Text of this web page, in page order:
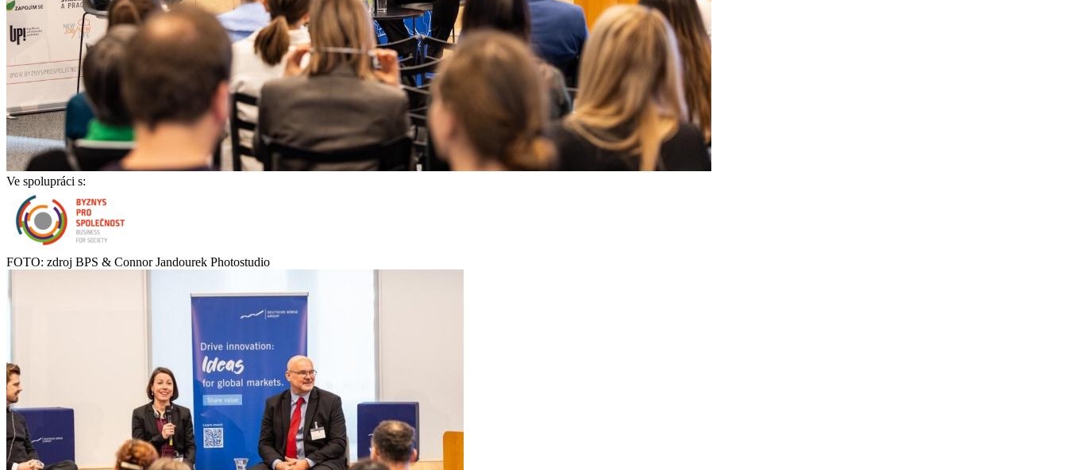
Ve spolupráci s:
FOTO: zdroj BPS & Connor Jandourek Photostudio